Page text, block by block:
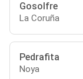
Gosolfre
La Coruña
Pedrafita
Noya